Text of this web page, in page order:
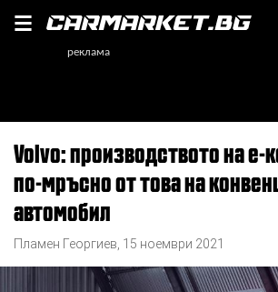
Volvo: производството на е-кола е 70%
по-мръсно от това на
автомобил
Пламен Георгиев 15 ноември 2021